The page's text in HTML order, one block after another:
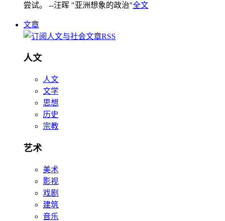
尝试。 --汪晖 "亚洲想象的政治"全文
文章
人文
人文
文学
思想
历史
宗教
艺术
美术
影视
戏剧
建筑
音乐